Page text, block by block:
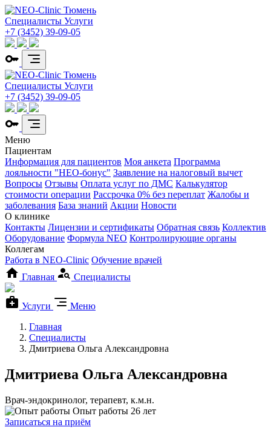
Специалисты Услуги
+7 (3452) 39-09-05
Специалисты Услуги
+7 (3452) 39-09-05
Меню
Пациентам
Информация для пациентов Моя анкета Программа
лояльности "НЕО-бонус" Заявление на налоговый вычет
Вопросы Отзывы Оплата услуг по ДМС Калькулятор
стоимости операции Рассрочка 0% без переплат Жалобы и
заболевания База знаний Акции Новости
О клинике
Контакты Лицензии и сертификаты Обратная связь Коллектив
Оборудование Формула NEO Контролирующие органы
Коллегам
Работа в NEO-Clinic Обучение врачей
Главная
Специалисты
Услуги
Меню
Главная
Специалисты
Дмитриева Ольга Александровна
Дмитриева Ольга Александровна
Врач-эндокринолог, терапевт, к.м.н.
Опыт работы 26 лет
Записаться на приём